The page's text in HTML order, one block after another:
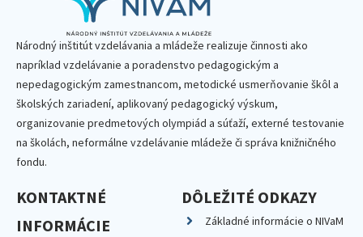
Národný inštitút vzdelávania a mládeže realizuje činnosti ako
napríklad vzdelávanie a poradenstvo pedagogickým a
nepedagogickým zamestnancom, metodické usmerňovanie škôl a
školských zariadení, aplikovaný pedagogický výskum,
organizovanie predmetových olympiád a súťaží, externé testovanie
na školách, neformálne vzdelávanie mládeže či správa knižničného
fondu.
KONTAKTNÉ
INFORMÁCIE
DÔLEŽITÉ ODKAZY
Základné informácie o NIVaM